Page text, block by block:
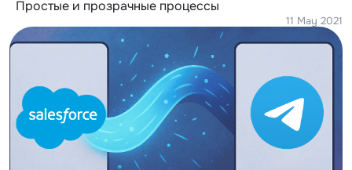
Простые и прозрачные процессы
11 May 2021